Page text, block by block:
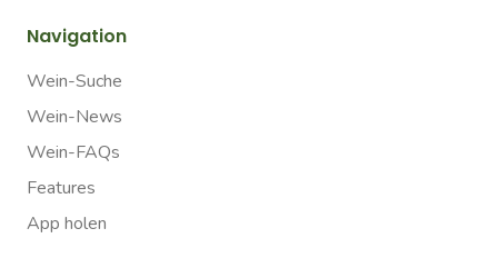
Navigation
Wein-Suche
Wein-News
Wein-FAQs
Features
App holen